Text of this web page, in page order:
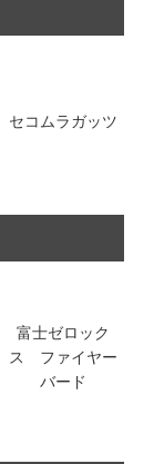
セコムラガッツ
富士ゼロック
ス ファイヤー
バード